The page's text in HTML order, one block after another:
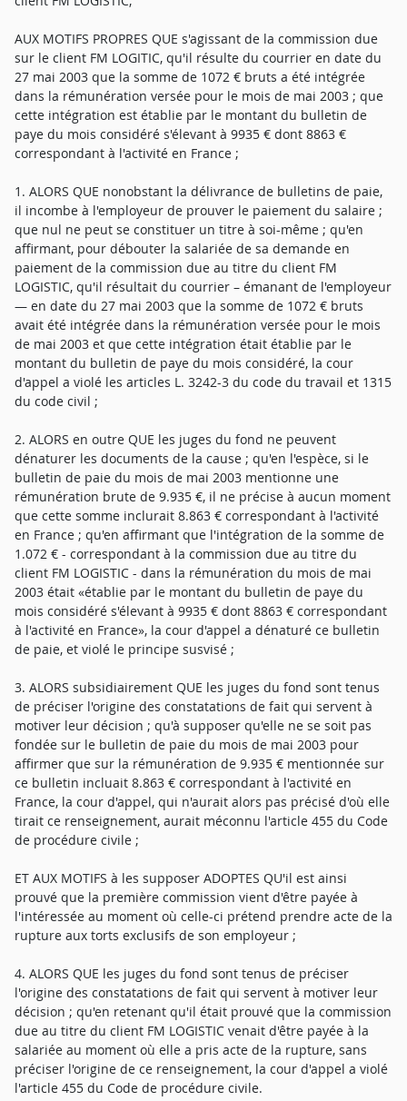
AUX MOTIFS PROPRES QUE s'agissant de la commission due
sur le client FM LOGITIC, qu'il résulte du courrier en date du
27 mai 2003 que la somme de 1072 € bruts a été intégrée
dans la rémunération versée pour le mois de mai 2003 ; que
cette intégration est établie par le montant du bulletin de
paye du mois considéré s'élevant à 9935 € dont 8863 €
correspondant à l'activité en France ;
1. ALORS QUE nonobstant la délivrance de bulletins de paie,
il incombe à l'employeur de prouver le paiement du salaire ;
que nul ne peut se constituer un titre à soi-même ; qu'en
affirmant, pour débouter la salariée de sa demande en
paiement de la commission due au titre du client FM
LOGISTIC, qu'il résultait du courrier – émanant de l'employeur
— en date du 27 mai 2003 que la somme de 1072 € bruts
avait été intégrée dans la rémunération versée pour le mois
de mai 2003 et que cette intégration était établie par le
montant du bulletin de paye du mois considéré, la cour
d'appel a violé les articles L. 3242-3 du code du travail et 1315
du code civil ;
2. ALORS en outre QUE les juges du fond ne peuvent
dénaturer les documents de la cause ; qu'en l'espèce, si le
bulletin de paie du mois de mai 2003 mentionne une
rémunération brute de 9.935 €, il ne précise à aucun moment
que cette somme inclurait 8.863 € correspondant à l'activité
en France ; qu'en affirmant que l'intégration de la somme de
1.072 € - correspondant à la commission due au titre du
client FM LOGISTIC - dans la rémunération du mois de mai
2003 était «établie par le montant du bulletin de paye du
mois considéré s'élevant à 9935 € dont 8863 € correspondant
à l'activité en France», la cour d'appel a dénaturé ce bulletin
de paie, et violé le principe susvisé ;
3. ALORS subsidiairement QUE les juges du fond sont tenus
de préciser l'origine des constatations de fait qui servent à
motiver leur décision ; qu'à supposer qu'elle ne se soit pas
fondée sur le bulletin de paie du mois de mai 2003 pour
affirmer que sur la rémunération de 9.935 € mentionnée sur
ce bulletin incluait 8.863 € correspondant à l'activité en
France, la cour d'appel, qui n'aurait alors pas précisé d'où elle
tirait ce renseignement, aurait méconnu l'article 455 du Code
de procédure civile ;
ET AUX MOTIFS à les supposer ADOPTES QU'il est ainsi
prouvé que la première commission vient d'être payée à
l'intéressée au moment où celle-ci prétend prendre acte de la
rupture aux torts exclusifs de son employeur ;
4. ALORS QUE les juges du fond sont tenus de préciser
l'origine des constatations de fait qui servent à motiver leur
décision ; qu'en retenant qu'il était prouvé que la commission
due au titre du client FM LOGISTIC venait d'être payée à la
salariée au moment où elle a pris acte de la rupture, sans
préciser l'origine de ce renseignement, la cour d'appel a violé
l'article 455 du Code de procédure civile.